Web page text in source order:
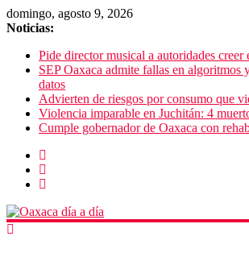
domingo, agosto 9, 2026
Noticias:
Pide director musical a autoridades creer
SEP Oaxaca admite fallas en algoritmos
datos
Advierten de riesgos por consumo que
Violencia imparable en Juchitán: 4
Cumple gobernador de Oaxaca con